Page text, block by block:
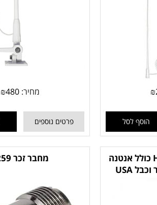
₪
הוסף לסל
מחיר: ₪480
פרטים נוספים
תושבת לאנטנה HD כולל אנטנה
מחבר זכר PL259